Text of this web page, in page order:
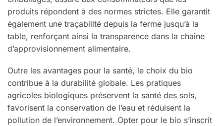
produits répondent à des normes strictes. Elle garantit
également une traçabilité depuis la ferme jusqu’à la
table, renforçant ainsi la transparence dans la chaîne
d’approvisionnement alimentaire.
Outre les avantages pour la santé, le choix du bio
contribue à la durabilité globale. Les pratiques
agricoles biologiques préservent la santé des sols,
favorisent la conservation de l’eau et réduisent la
pollution de l’environnement. Opter pour le bio s’inscrit